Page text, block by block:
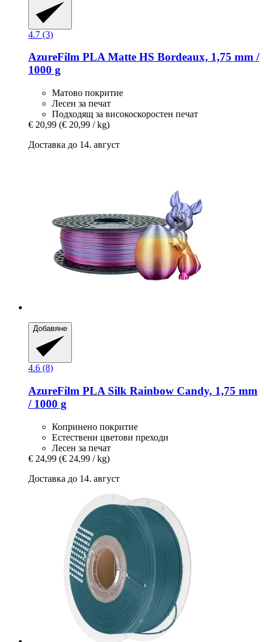
4.7 (3)
AzureFilm PLA Matte HS Bordeaux, 1,75 mm /
1000 g
Матово покритие
Лесен за печат
Подходящ за високоскоростен печат
€ 20,99 (€ 20,99 / kg)
Доставка до 14. август
Добавяне
4.6 (8)
AzureFilm PLA Silk Rainbow Candy, 1,75 mm
/ 1000 g
Копринено покритие
Естествени цветови преходи
Лесен за печат
€ 24,99 (€ 24,99 / kg)
Доставка до 14. август